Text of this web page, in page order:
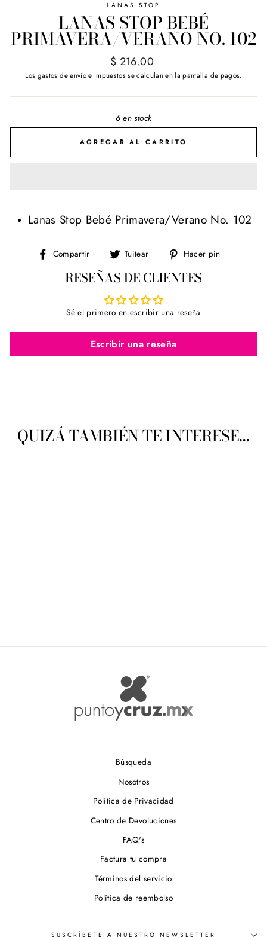
LANAS STOP
LANAS STOP BEBÉ
PRIMAVERA/VERANO NO. 102
Precio
habitual
$ 216.00
Los gastos de envíoe impuestos se calculan en la pantalla de pagos.
6 en stock
AGREGAR AL CARRITO
Lanas Stop Bebé Primavera/Verano No. 102
Compartir
Compartir
Facebook
Tuitear
Tuitear
Twitter
Hacer pin
RESEÑAS DE CLIENTES
Sé el primero en escribir una reseña
Escribir una reseña
QUIZÁ TAMBIÉN TE INTERESE...
Búsqueda
Nosotros
Política de Privacidad
Centro de Devoluciones
FAQ's
Factura tu compra
Términos del servicio
Política de reembolso
SUSCRÍBETE A NUESTRO NEWSLETTER